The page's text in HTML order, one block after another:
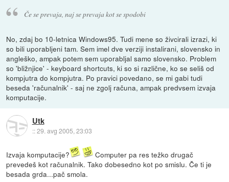
Če se prevaja, naj se prevaja kot se spodobi
No, zdaj bo 10-letnica Windows95. Tudi mene so živcirali izrazi, ki
so bili uporabljeni tam. Sem imel dve verziji instalirani, slovensko in
angleško, ampak potem sem uporabljal samo slovensko. Problem
so 'bližnjice' - keyboard shortcuts, ki so si različne, ko se seliš od
kompjutra do kompjutra. Po pravici povedano, se mi gabi tudi
beseda 'računalnik' - saj ne zgolj računa, ampak predvsem izvaja
komputacije.
Utk
::29. avg 2005, 23:03
Izvaja komputacije?
Computer pa res težko drugač
prevedeš kot računalnik. Tako dobesedno kot po smislu. Če ti je
besada grda...pač smola.